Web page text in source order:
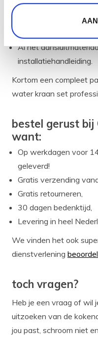
De gekozen Selsiuz
De gekozen boiler +
Een duidelijke Selsiuz
Al het
installatiehandleiding.
Kortom een compleet
water kraan set
bestel gerust bij
want:
Op werkdagen voor
geleverd!
Gratis verzending
Gratis retourneren,
30 dagen bedenktijd,
Levering in heel
We vinden het ook
dienstverlening
toch vragen?
Heb je een vraag of wil
uitzoeken van de
jou past, schroom niet